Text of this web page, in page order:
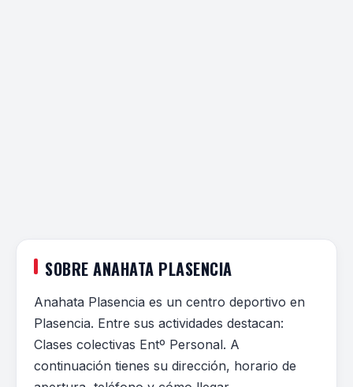
SOBRE ANAHATA PLASENCIA
Anahata Plasencia es un centro deportivo en
Plasencia. Entre sus actividades destacan:
Clases colectivas Entº Personal. A
continuación tienes su dirección, horario de